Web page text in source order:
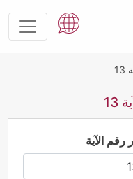
رقم الآية